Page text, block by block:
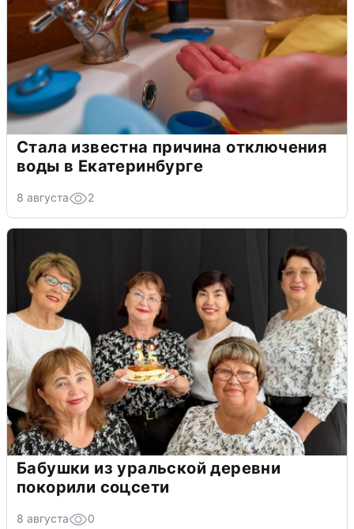
Стала известна причина отключения
воды в Екатеринбурге
8 августа 2
Бабушки из уральской деревни
покорили соцсети
8 августа 0